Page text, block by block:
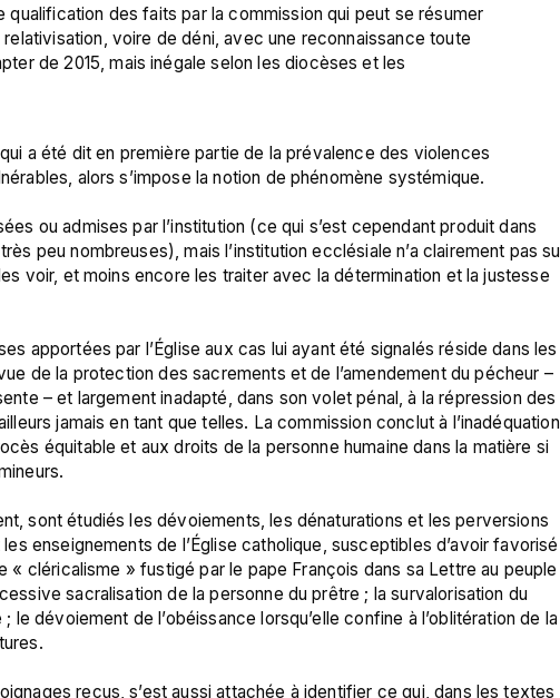
qualification des faits par la commission qui peut se résumer
voire de déni, avec une reconnaissance toute
de 2015, mais inégale selon les diocèses et les
a été dit en première partie de la prévalence des violences
alors s’impose la notion de phénomène systémique.
ou admises par l’institution (ce qui s’est cependant produit dans
peu nombreuses), mais l’institution ecclésiale n’a clairement pas su
voir, et moins encore les traiter avec la détermination et la justesse
apportées par l’Église aux cas lui ayant été signalés réside dans les
de la protection des sacrements et de l’amendement du pécheur –
– et largement inadapté, dans son volet pénal, à la répression des
jamais en tant que telles. La commission conclut à l’inadéquation
équitable et aux droits de la personne humaine dans la matière si
sont étudiés les dévoiements, les dénaturations et les perversions
enseignements de l’Église catholique, susceptibles d’avoir favorisé
« cléricalisme » fustigé par le pape François dans sa Lettre au peuple
sacralisation de la personne du prêtre ; la survalorisation du
dévoiement de l’obéissance lorsqu’elle confine à l’oblitération de la
reçus, s’est aussi attachée à identifier ce qui, dans les textes